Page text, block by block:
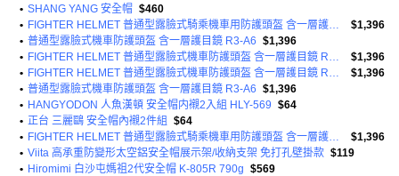
• SHANG YANG 安全帽 $460
•
FIGHTER HELMET 普通型露臉式騎乘機車用防護頭盔 含一層護目鏡 R3A6 1350g
$1,396
• 普通型露臉式機車防護頭盔 含一層護目鏡 R3-A6 $1,396
•
FIGHTER HELMET 普通型露臉式機車防護頭盔 含一層護目鏡 R3-A6
$1,396
•
FIGHTER HELMET 普通型露臉式機車防護頭盔 含一層護目鏡 R3-A6
$1,396
• 普通型露臉式機車防護頭盔 含一層護目鏡 R3-A6 $1,396
• HANGYODON 人魚漢頓 安全帽内襯2入組 HLY-569 $64
• 正台 三麗鷗 安全帽內襯2件組
$64
•
FIGHTER HELMET 普通型露臉式騎乘機車用防護頭盔 含一層護目鏡 R3A6 1350g
$1,396
• Viita 高承重防變形太空鋁安全帽展示架/收納支架 免打孔壁掛款 $119
• Hiromimi 白沙屯媽祖2代安全帽 K-805R 790g $569